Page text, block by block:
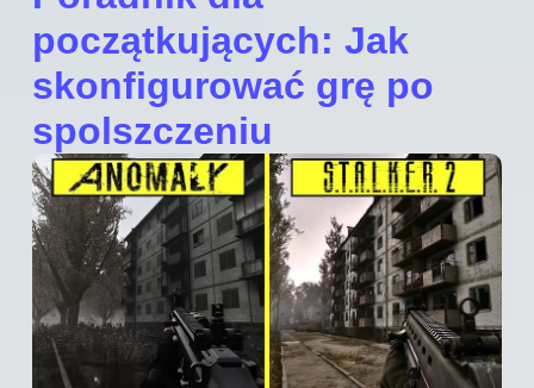
początkujących: Jak
skonfigurować grę po
spolszczeniu